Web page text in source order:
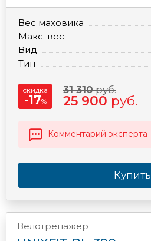
Вес маховика
Макс. вес
Вид
Тип
скидка
-17%
31 310руб.
25 900 руб.
Комментарий эксперта
Купить
Велотренажер